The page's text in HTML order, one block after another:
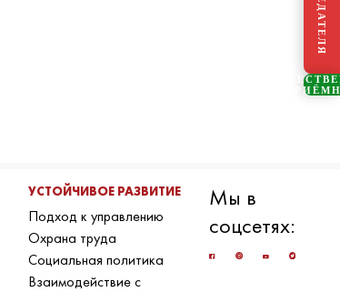
УСТОЙЧИВОЕ РАЗВИТИЕ
Подход к управлению
Охрана труда
Социальная политика
Взаимодействие с
Мы в
соцсетях: